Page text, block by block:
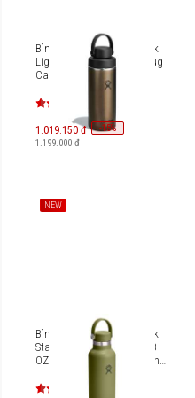
Bình giữ nhiệt Hydro Flask
Lightweight Wide Flex Chug
Cap 16 OZ (473 ml)
1.019.150 đ -15%
1.199.000 đ
NEW
Bình giữ nhiệt Hydro Flask
Standard Flex Cap-Eqp 18
OZ 532 ml S18CSX (Season